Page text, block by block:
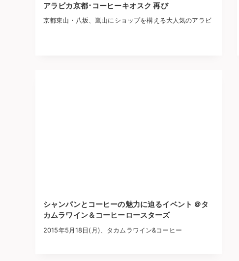
アラビカ京都･コーヒーキオスク 再び
京都東山・八坂、嵐山にショップを構える大人気のアラビ
シャンパンとコーヒーの魅力に迫るイベント ＠タ
カムラワイン＆コーヒーロースターズ
2015年5月18日(月)、タカムラワイン&コーヒー